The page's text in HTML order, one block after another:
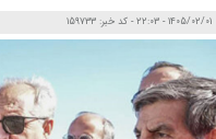
1405/02/01 - 22:03 - کد خبر: 159733